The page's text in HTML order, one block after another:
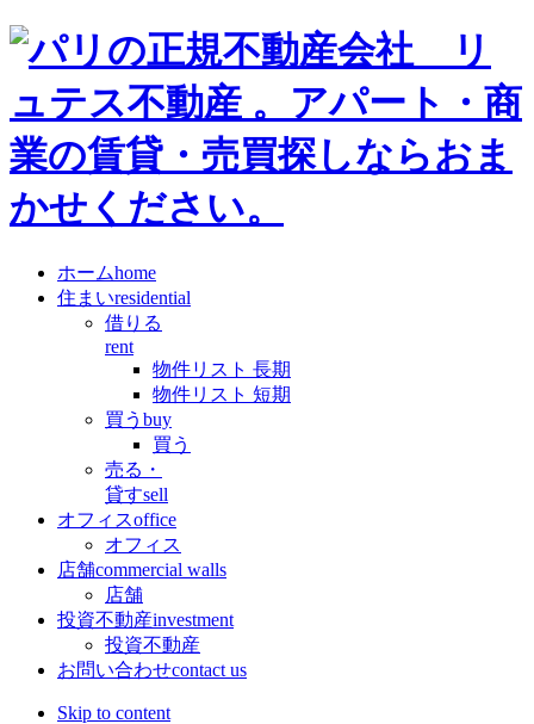
ホームhome
住まいresidential
借りる
rent
物件リスト 長期
物件リスト 短期
買う buy
買う
売る・
貸すsell
オフィスoffice
オフィス
店舗commercial walls
店舗
投資不動産investment
投資不動産
お問い合わせcontact us
Skip to content